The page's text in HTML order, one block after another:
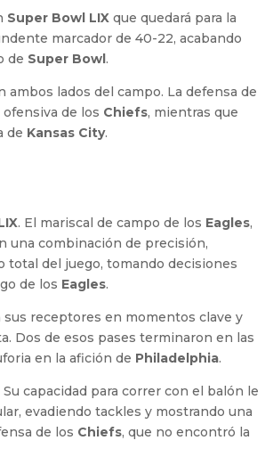
Super Bowl LIX que quedará para la
marcador de 40-22, acabando
de Super Bowl.
lados del campo. La defensa de
de los Chiefs, mientras que
de Kansas City.
. El mariscal de campo de los Eagles,
una combinación de precisión,
total del juego, tomando decisiones
de los Eagles.
sus receptores en momentos clave y
Dos de esos pases terminaron en las
en la afición de Philadelphia.
capacidad para correr con el balón le
evadiendo tackles y mostrando una
de los Chiefs, que no encontró la